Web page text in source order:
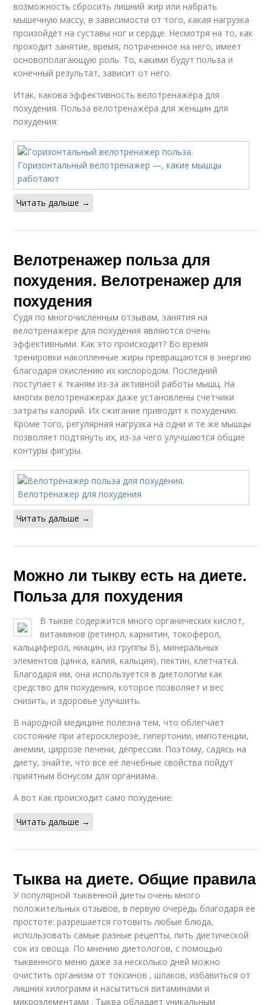
возможность сбросить лишний жир или набрать
мышечную массу, в зависимости от того, какая нагрузка
произойдёт на суставы ног и сердце. Несмотря на то, как
проходит занятие, время, потраченное на него, имеет
основополагающую роль. То, какими будут польза и
конечный результат, зависит от него.
Итак, какова эффективность велотренажёра для
похудения. Польза велотренажёра для женщин для
похудения:
Читать дальше →
Велотренажер польза для
похудения. Велотренажер для
похудения
Судя по многочисленным отзывам, занятия на
велотренажере для похудения являются очень
эффективными. Как это происходит? Во время
тренировки накопленные жиры превращаются в энергию
благодаря окислению их кислородом. Последний
поступает к тканям из-за активной работы мышц. На
многих велотренажерах даже установлены счетчики
затраты калорий. Их сжигание приводит к похудению.
Кроме того, регулярная нагрузка на одни и те же мышцы
позволяет подтянуть их, из-за чего улучшаются общие
контуры фигуры.
Читать дальше →
Можно ли тыкву есть на диете.
Польза для похудения
В тыкве содержится много органических кислот,
витаминов (ретинол, карнитин, токоферол,
кальциферол, ниацин, из группы В), минеральных
элементов (цинка, калия, кальция), пектин, клетчатка.
Благодаря им, она используется в диетологии как
средство для похудения, которое позволяет и вес
снизить, и здоровье улучшить.
В народной медицине полезна тем, что облегчает
состояние при атеросклерозе, гипертонии, импотенции,
анемии, циррозе печени, депрессии. Поэтому, садясь на
диету, знайте, что все её лечебные свойства пойдут
приятным бонусом для организма.
А вот как происходит само похудение:
Читать дальше →
Тыква на диете. Общие правила
У популярной тыквенной диеты очень много
положительных отзывов, в первую очередь благодаря её
простоте: разрешается готовить любые блюда,
использовать самые разные рецепты, пить диетической
сок из овоща. По мнению диетологов, с помощью
тыквенного меню даже за несколько дней можно
очистить организм от токсинов , шлаков, избавиться от
лишних килограмм и насытиться витаминами и
микроэлементами . Тыква обладает уникальным